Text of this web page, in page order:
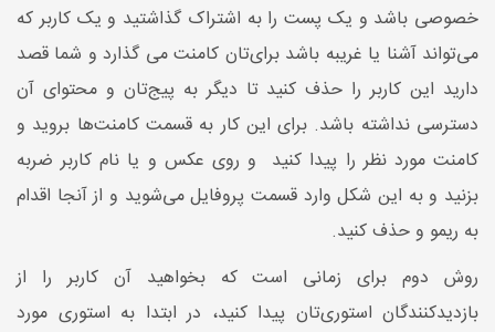
خصوصی باشد و یک پست را به اشتراک گذاشتید و یک کاربر که
می‌تواند آشنا یا غریبه باشد برای‌تان کامنت می گذارد و شما قصد
دارید این کاربر را حذف کنید تا دیگر به پیج‌تان و محتوای آن
دسترسی نداشته باشد. برای این کار به قسمت کامنت‌ها بروید و
کامنت مورد نظر را پیدا کنید و روی عکس و یا نام کاربر ضربه
بزنید و به این شکل وارد قسمت پروفایل می‌شوید و از آنجا اقدام
به ریمو و حذف کنید.
روش دوم برای زمانی است که بخواهید آن کاربر را از
بازدیدکنندگان استوری‌تان پیدا کنید، در ابتدا به استوری مورد